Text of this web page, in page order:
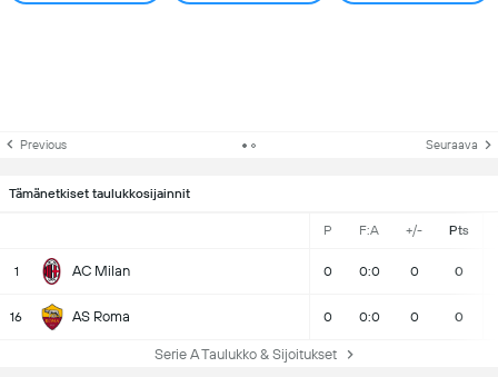
Previous Seuraava
Tämänetkiset taulukkosijainnit
P F:A +/- Pts
1 AC Milan 0 0:0 0 0
16 AS Roma 0 0:0 0 0
Serie A Taulukko & Sijoitukset